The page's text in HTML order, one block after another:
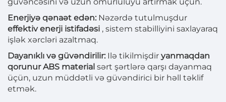
Enerjiyə qənaət edən: Nəzərdə tutulmuşdur
effektiv enerji istifadəsi , sistem stabilliyini saxlayaraq
işlək xərcləri azaltmaq.
Dayanıklı və güvəndirilir: Ilə tikilmişdir yanmaqdan
qorunur ABS material sərt şərtlərə qarşı dayanmaq
üçün, uzun müddətli və güvəndirici bir həll təklif
etmək.